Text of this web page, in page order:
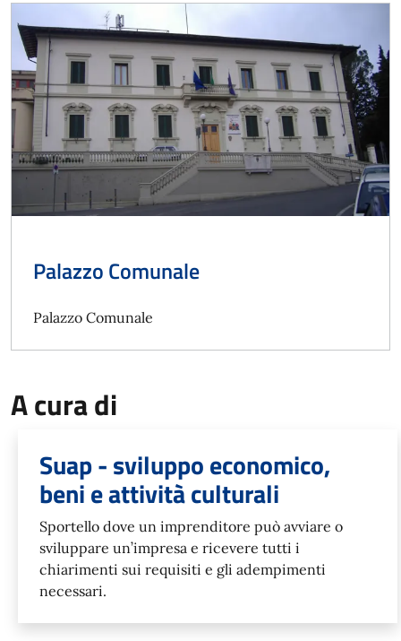
Palazzo Comunale
Palazzo Comunale
A cura di
Suap - sviluppo economico,
beni e attività culturali
Sportello dove un imprenditore può avviare o
sviluppare un’impresa e ricevere tutti i
chiarimenti sui requisiti e gli adempimenti
necessari.